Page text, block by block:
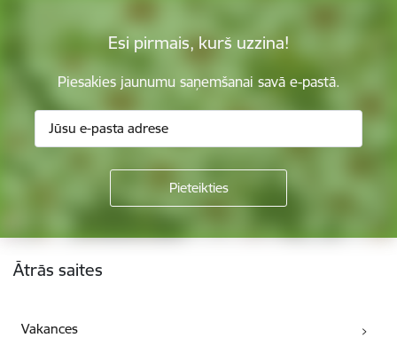
Esi pirmais, kurš uzzina!
Piesakies jaunumu saņemšanai savā e-pastā.
Kājene
Ātrās saites
Vakances